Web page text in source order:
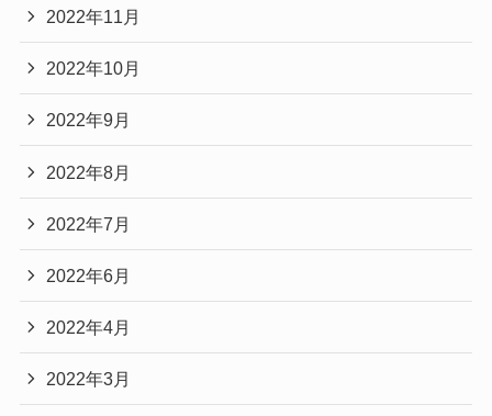
2022年11月
2022年10月
2022年9月
2022年8月
2022年7月
2022年6月
2022年4月
2022年3月